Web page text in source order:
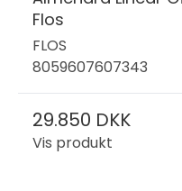
Flos
FLOS
8059607607343
29.850 DKK
Vis produkt